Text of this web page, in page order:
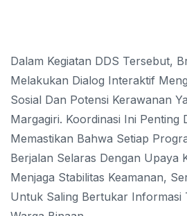
Dalam Kegiatan DDS Tersebut,
Melakukan Dialog Interaktif
Sosial Dan Potensi Kerawanan
Margagiri. Koordinasi Ini Penting
Memastikan Bahwa Setiap
Berjalan Selaras Dengan Upaya
Menjaga Stabilitas Keamanan,
Untuk Saling Bertukar Informasi